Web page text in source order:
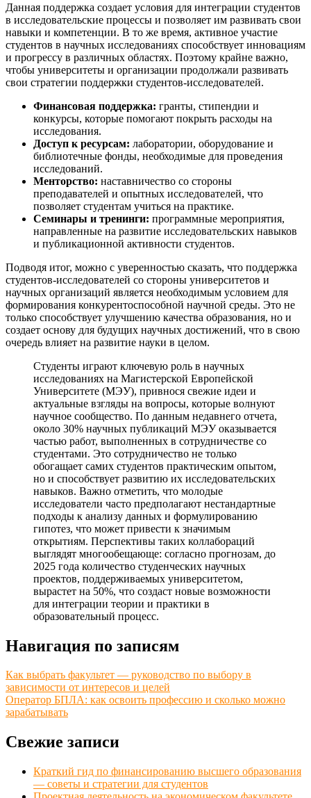
Данная поддержка создает условия для интеграции студентов
в исследовательские процессы и позволяет им развивать свои
навыки и компетенции. В то же время, активное участие
студентов в научных исследованиях способствует инновациям
и прогрессу в различных областях. Поэтому крайне важно,
чтобы университеты и организации продолжали развивать
свои стратегии поддержки студентов-исследователей.
Финансовая поддержка: гранты, стипендии и
конкурсы, которые помогают покрыть расходы на
исследования.
Доступ к ресурсам: лаборатории, оборудование и
библиотечные фонды, необходимые для проведения
исследований.
Менторство: наставничество со стороны
преподавателей и опытных исследователей, что
позволяет студентам учиться на практике.
Семинары и тренинги: программные мероприятия,
направленные на развитие исследовательских навыков
и публикационной активности студентов.
Подводя итог, можно с уверенностью сказать, что поддержка
студентов-исследователей со стороны университетов и
научных организаций является необходимым условием для
формирования конкурентоспособной научной среды. Это не
только способствует улучшению качества образования, но и
создает основу для будущих научных достижений, что в свою
очередь влияет на развитие науки в целом.
Студенты играют ключевую роль в научных
исследованиях на Магистерской Европейской
Университете (МЭУ), привнося свежие идеи и
актуальные взгляды на вопросы, которые волнуют
научное сообщество. По данным недавнего отчета,
около 30% научных публикаций МЭУ оказывается
частью работ, выполненных в сотрудничестве со
студентами. Это сотрудничество не только
обогащает самих студентов практическим опытом,
но и способствует развитию их исследовательских
навыков. Важно отметить, что молодые
исследователи часто предполагают нестандартные
подходы к анализу данных и формулированию
гипотез, что может привести к значимым
открытиям. Перспективы таких коллабораций
выглядят многообещающе: согласно прогнозам, до
2025 года количество студенческих научных
проектов, поддерживаемых университетом,
вырастет на 50%, что создаст новые возможности
для интеграции теории и практики в
образовательный процесс.
Навигация по записям
Как выбрать факультет — руководство по выбору в
зависимости от интересов и целей
Оператор БПЛА: как освоить профессию и сколько можно
зарабатывать
Свежие записи
Краткий гид по финансированию высшего образования
— советы и стратегии для студентов